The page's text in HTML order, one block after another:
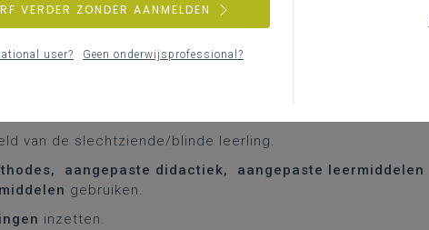
op leren en leven begrijpen.
en ondersteuningsnoden en hieraan verbonden
termijn.
van de slechtziende/blinde leerling.
aangepaste didactiek, aangepaste leermiddelen
gebruiken.
inzetten.
VERDER ZONDER AANMELDEN
user? Geen onderwijsprofessional?